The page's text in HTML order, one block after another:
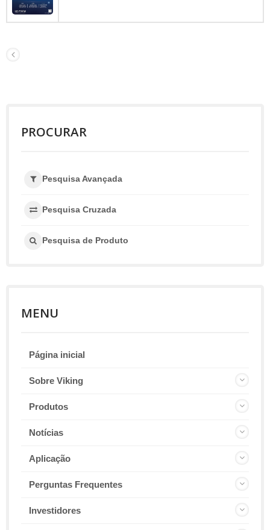
PROCURAR
Pesquisa Avançada
Pesquisa Cruzada
Pesquisa de Produto
MENU
Página inicial
Sobre Viking
Produtos
Notícias
Aplicação
Perguntas Frequentes
Investidores